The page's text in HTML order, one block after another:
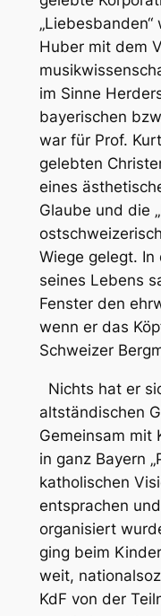
Huber mit dem
im Sinne
bayerischen
war für Prof.
gelebten
eines
Glaube und die
Wiege gelegt.
seines Lebens
Fenster den
wenn er das
Schweizer
Nichts hat er
altständischen
Gemeinsam mit
in ganz Bayern
katholischen
entsprachen
organisiert
ging beim
weit,
KdF von der